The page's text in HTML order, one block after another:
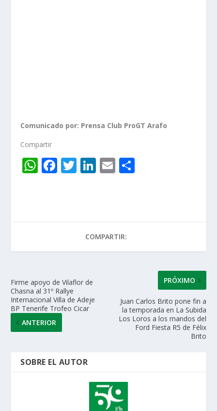
Comunicado por: Prensa Club ProGT Arafo
Compartir
W
A
p
F
o
k
T Li
dI
n
E
ar
r
COMPARTIR:
Firme apoyo de Vilaflor de
Chasna al 31º Rallye
Internacional Villa de Adeje
BP Tenerife Trofeo Cicar
ANTERIOR
PRÓXIMO
Juan Carlos Brito pone fin a
la temporada en La Subida
Los Loros a los mandos del
Ford Fiesta R5 de Félix
Brito
SOBRE EL AUTOR